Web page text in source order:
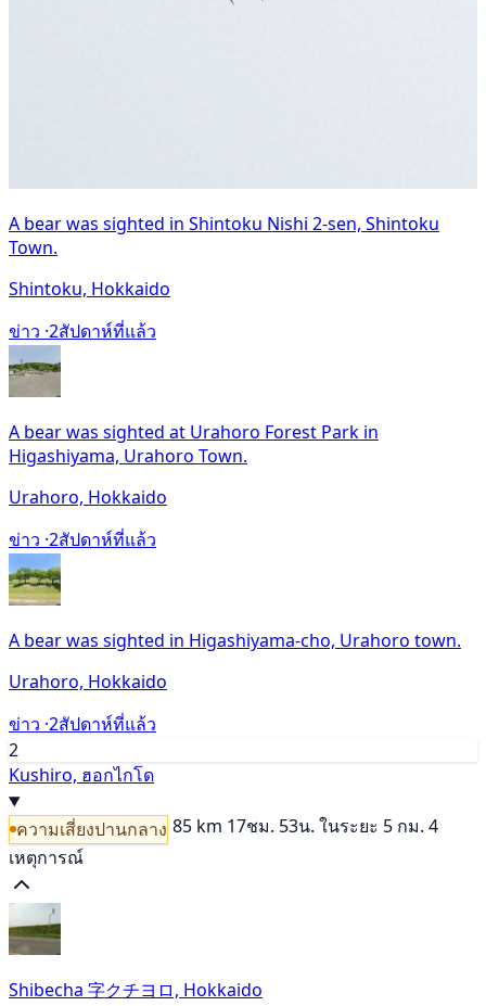
A bear was sighted in Shintoku Nishi 2-sen, Shintoku
Town.
Shintoku, Hokkaido
ข่าว ·2สัปดาห์ที่แล้ว
A bear was sighted at Urahoro Forest Park in
Higashiyama, Urahoro Town.
Urahoro, Hokkaido
ข่าว ·2สัปดาห์ที่แล้ว
A bear was sighted in Higashiyama-cho, Urahoro town.
Urahoro, Hokkaido
ข่าว ·2สัปดาห์ที่แล้ว
2
Kushiro, ฮอกไกโด
ความเสี่ยงปานกลาง 85 km 17ชม. 53น. ในระยะ 5 กม. 4
เหตุการณ์
Shibecha 字クチヨロ, Hokkaido